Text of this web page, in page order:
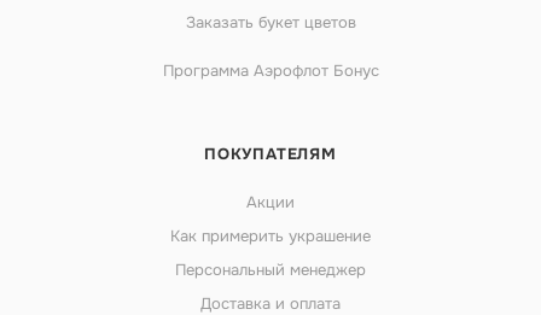
Заказать букет цветов
Программа Аэрофлот Бонус
ПОКУПАТЕЛЯМ
Акции
Как примерить украшение
Персональный менеджер
Доставка и оплата